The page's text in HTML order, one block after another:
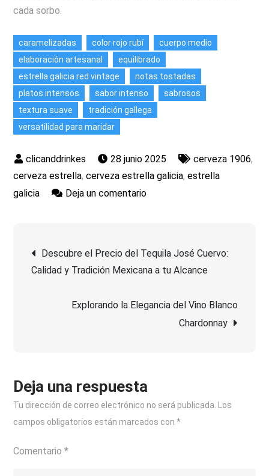
cada sorbo.
caramelizadas color rojo rubí
cuerpo medio
elaboración artesanal
equilibrado
estrella galicia red vintage
notas tostadas
platos intensos
sabor intenso
sabrosos
textura suave
tradición gallega
versatilidad para maridar
28 junio 2025 cerveza 1906,
cerveza estrella,cerveza estrella galicia,estrella
galicia
Deja un comentarioen
Única
de
Galicia
Navegación
de
entradas
Descubre el Precio del Tequila José Cuervo:
Calidad y Tradición Mexicana a tu Alcance
Explorando la Elegancia del Vino Blanco
Chardonnay
Deja una respuesta
Tu dirección de correo electrónico no será publicada.
Los
campos obligatorios están marcados con*
Comentario*